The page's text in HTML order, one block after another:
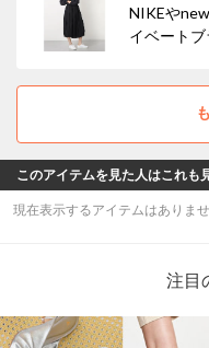
NIKEや
イベート
た優秀アイ
ェックし
このアイテムを見た人はこれも
現在表示するアイテムはありませ
注目